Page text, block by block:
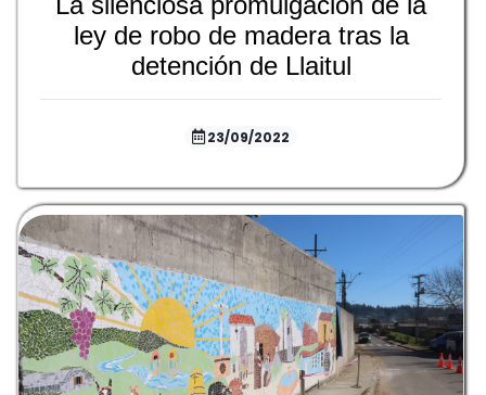
ley de robo de madera tras la
detención de Llaitul
23/09/2022